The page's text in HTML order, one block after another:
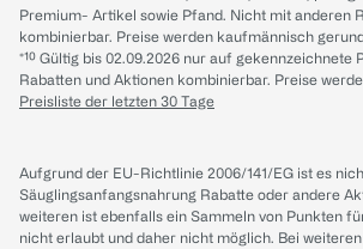
Premium- Artikel sowie Pfand. Nicht mit anderen
kombinierbar. Preise werden kaufmännisch
*¹⁰ Gültig bis 02.09.2026 nur auf
Rabatten und Aktionen kombinierbar. Preise
Preisliste der letzten 30 Tage
Aufgrund der EU-Richtlinie 2006/141/EG ist es
Säuglingsanfangsnahrung Rabatte oder andere
weiteren ist ebenfalls ein Sammeln von Punkten
nicht erlaubt und daher nicht möglich. Bei